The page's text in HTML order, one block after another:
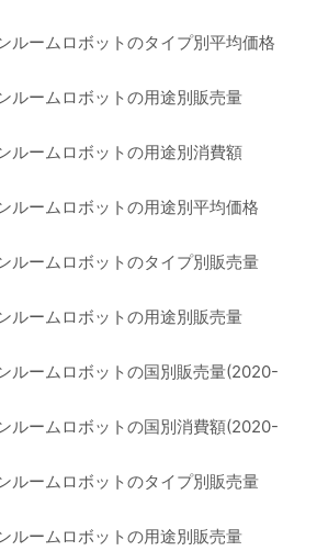
ルームロボットのタイプ別平均価格
ルームロボットの用途別販売量
ルームロボットの用途別消費額
ルームロボットの用途別平均価格
ルームロボットのタイプ別販売量
ルームロボットの用途別販売量
ルームロボットの国別販売量(2020-
ルームロボットの国別消費額(2020-
ルームロボットのタイプ別販売量
ルームロボットの用途別販売量